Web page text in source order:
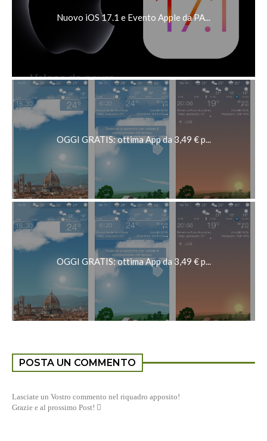
Nuovo iOS 17.1 e Evento Apple da PA...
OGGI GRATIS: ottima App da 3,49 € p...
OGGI GRATIS: ottima App da 3,49 € p...
POSTA UN COMMENTO
Lasciate un Vostro commento nel riquadro apposito!
Grazie e al prossimo Post! 